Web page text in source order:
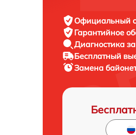
Официальный
Гарантийное
Диагностика
Бесплатный
Замена